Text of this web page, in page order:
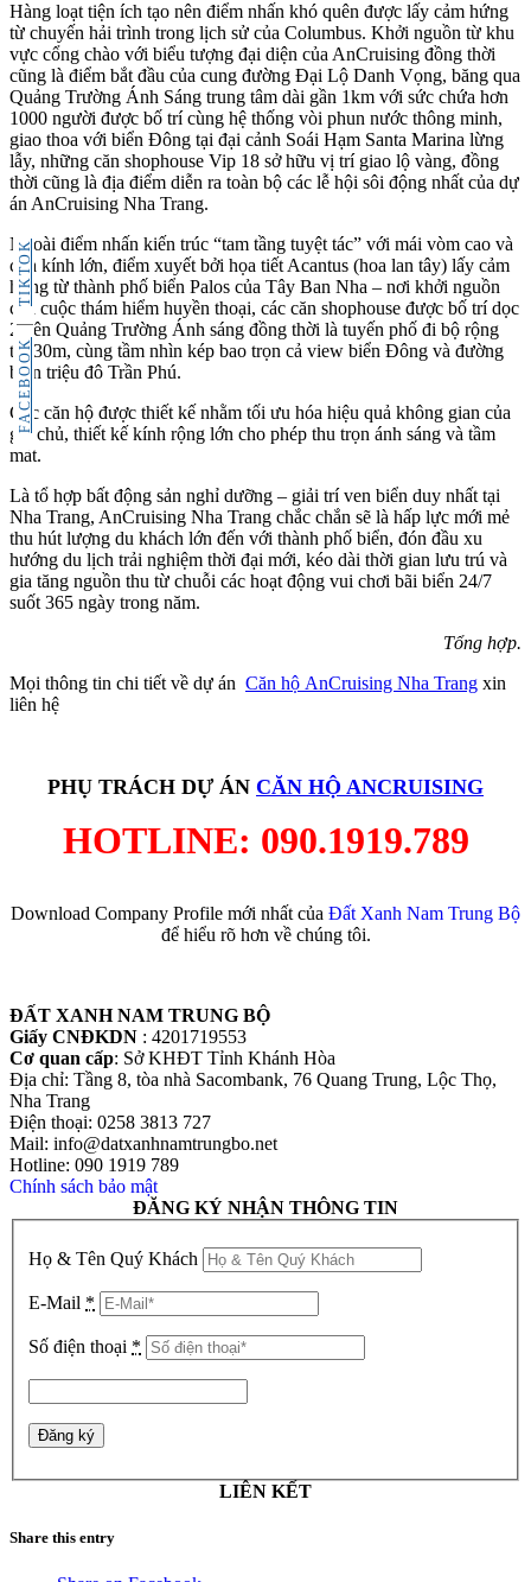
FACEBOOK
TIKTOK
Hàng loạt tiện ích tạo nên điểm nhấn khó quên được lấy cảm hứng
từ chuyến hải trình trong lịch sử của Columbus. Khởi nguồn từ khu
vực cổng chào với biểu tượng đại diện của AnCruising đồng thời
cũng là điểm bắt đầu của cung đường Đại Lộ Danh Vọng, băng qua
Quảng Trường Ánh Sáng trung tâm dài gần 1km với sức chứa hơn
1000 người được bố trí cùng hệ thống vòi phun nước thông minh,
giao thoa với biển Đông tại đại cảnh Soái Hạm Santa Marina lừng
lẫy, những căn shophouse Vip 18 sở hữu vị trí giao lộ vàng, đồng
thời cũng là địa điểm diễn ra toàn bộ các lễ hội sôi động nhất của dự
án AnCruising Nha Trang.
Ngoài điểm nhấn kiến trúc “tam tầng tuyệt tác” với mái vòm cao và
cửa kính lớn, điểm xuyết bởi họa tiết Acantus (hoa lan tây) lấy cảm
hứng từ thành phố biển Palos của Tây Ban Nha – nơi khởi nguồn
của cuộc thám hiểm huyền thoại, các căn shophouse được bố trí dọc
2 bên Quảng Trường Ánh sáng đồng thời là tuyến phố đi bộ rộng
tới 30m, cùng tầm nhìn kép bao trọn cả view biển Đông và đường
biển triệu đô Trần Phú.
Các căn hộ được thiết kế nhằm tối ưu hóa hiệu quả không gian của
gia chủ, thiết kế kính rộng lớn cho phép thu trọn ánh sáng và tầm
mắt.
Là tổ hợp bất động sản nghỉ dưỡng – giải trí ven biển duy nhất tại
Nha Trang, AnCruising Nha Trang chắc chắn sẽ là hấp lực mới mẻ
thu hút lượng du khách lớn đến với thành phố biển, đón đầu xu
hướng du lịch trải nghiệm thời đại mới, kéo dài thời gian lưu trú và
gia tăng nguồn thu từ chuỗi các hoạt động vui chơi bãi biển 24/7
suốt 365 ngày trong năm.
Tổng hợp.
Mọi thông tin chi tiết về dự án Căn hộ AnCruising Nha Trang xin
liên hệ
PHỤ TRÁCH DỰ ÁN CĂN HỘ ANCRUISING
HOTLINE: 090.1919.789
Download Company Profile mới nhất của Đất Xanh Nam Trung Bộ
để hiểu rõ hơn về chúng tôi.
ĐẤT XANH NAM TRUNG BỘ
Giấy CNĐKDN : 4201719553
Cơ quan cấp: Sở KHĐT Tỉnh Khánh Hòa
Địa chỉ: Tầng 8, tòa nhà Sacombank, 76 Quang Trung, Lộc Thọ,
Nha Trang
Điện thoại: 0258 3813 727
Mail: info@datxanhnamtrungbo.net
Hotline: 090 1919 789
Chính sách bảo mật
ĐĂNG KÝ NHẬN THÔNG TIN
Họ & Tên Quý Khách
E-Mail *
Số điện thoại *
LIÊN KẾT
Share this entry